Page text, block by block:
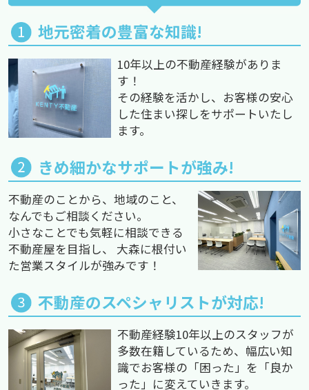
地元密着の豊富な知識!
10年以上の不動産経験がありま
す！
その経験を活かし、お客様の安心
した住まい探しをサポートいたし
ます。
きめ細かなサポートが強み!
不動産のことから、地域のこと、
なんでもご相談ください。
小さなことでも気軽に相談できる
不動産屋を目指し、 大森に根付い
た営業スタイルが強みです！
不動産のスペシャリストが対応!
不動産経験10年以上のスタッフが
多数在籍しているため、幅広い知
識でお客様の「困った」を「良か
った」に変えていきます。